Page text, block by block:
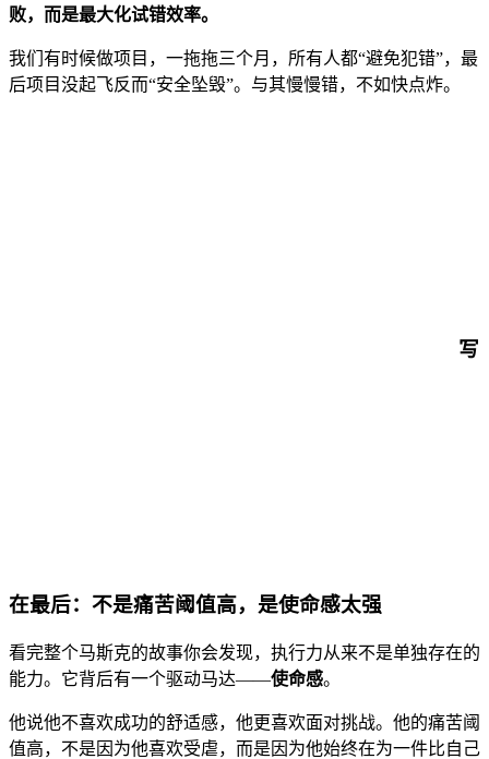
败，而是最大化试错效率。
我们有时候做项目，一拖拖三个月，所有人都“避免犯错”，最
后项目没起飞反而“安全坠毁”。与其慢慢错，不如快点炸。
写
在最后：不是痛苦阈值高，是使命感太强
看完整个马斯克的故事你会发现，执行力从来不是单独存在的
能力。它背后有一个驱动马达——使命感。
他说他不喜欢成功的舒适感，他更喜欢面对挑战。他的痛苦阈
值高，不是因为他喜欢受虐，而是因为他始终在为一件比自己